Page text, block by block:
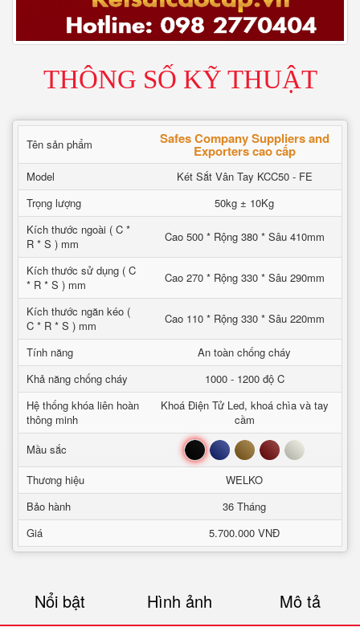
THÔNG SỐ KỸ THUẬT
Tên sản phẩm Safes Company Suppliers and
Exporters cao cấp
Model
Két Sắt Vân Tay KCC50 - FE
Trọng lượng
50kg ± 10Kg
Kích thước ngoài ( C *
R * S ) mm
Cao 500 * Rộng 380 * Sâu 410mm
Kích thước sử dụng ( C
* R * S ) mm
Cao 270 * Rộng 330 * Sâu 290mm
Kích thước ngăn kéo (
C * R * S ) mm
Cao 110 * Rộng 330 * Sâu 220mm
Tính năng
An toàn chống cháy
Khả năng chống cháy
1000 - 1200 độ C
Hệ thống khóa liên hoàn
thông minh
Khoá Điện Tử Led, khoá chìa và tay
cầm
Mầu sắc
Đen Xanh Nâu Đỏ Trắng
Thương hiệu
WELKO
Bảo hành
36 Tháng
Giá
5.700.000 VNĐ
Nổi bật Hình ảnh Mô tả